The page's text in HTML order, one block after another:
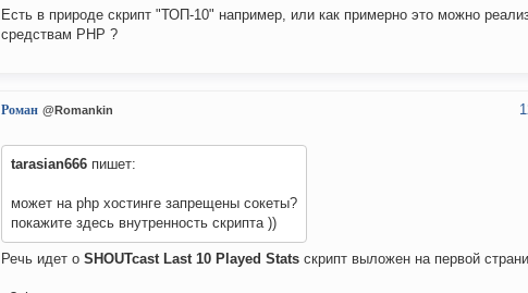
Есть в природе скрипт "ТОП-10" например, или как примерно это можно
средствам PHP ?
Роман @Romankin
tarasian666 пишет:
может на php хостинге запрещены сокеты?
покажите здесь внутренность скрипта ))
Речь идет о SHOUTcast Last 10 Played Stats скрипт выложен на первой